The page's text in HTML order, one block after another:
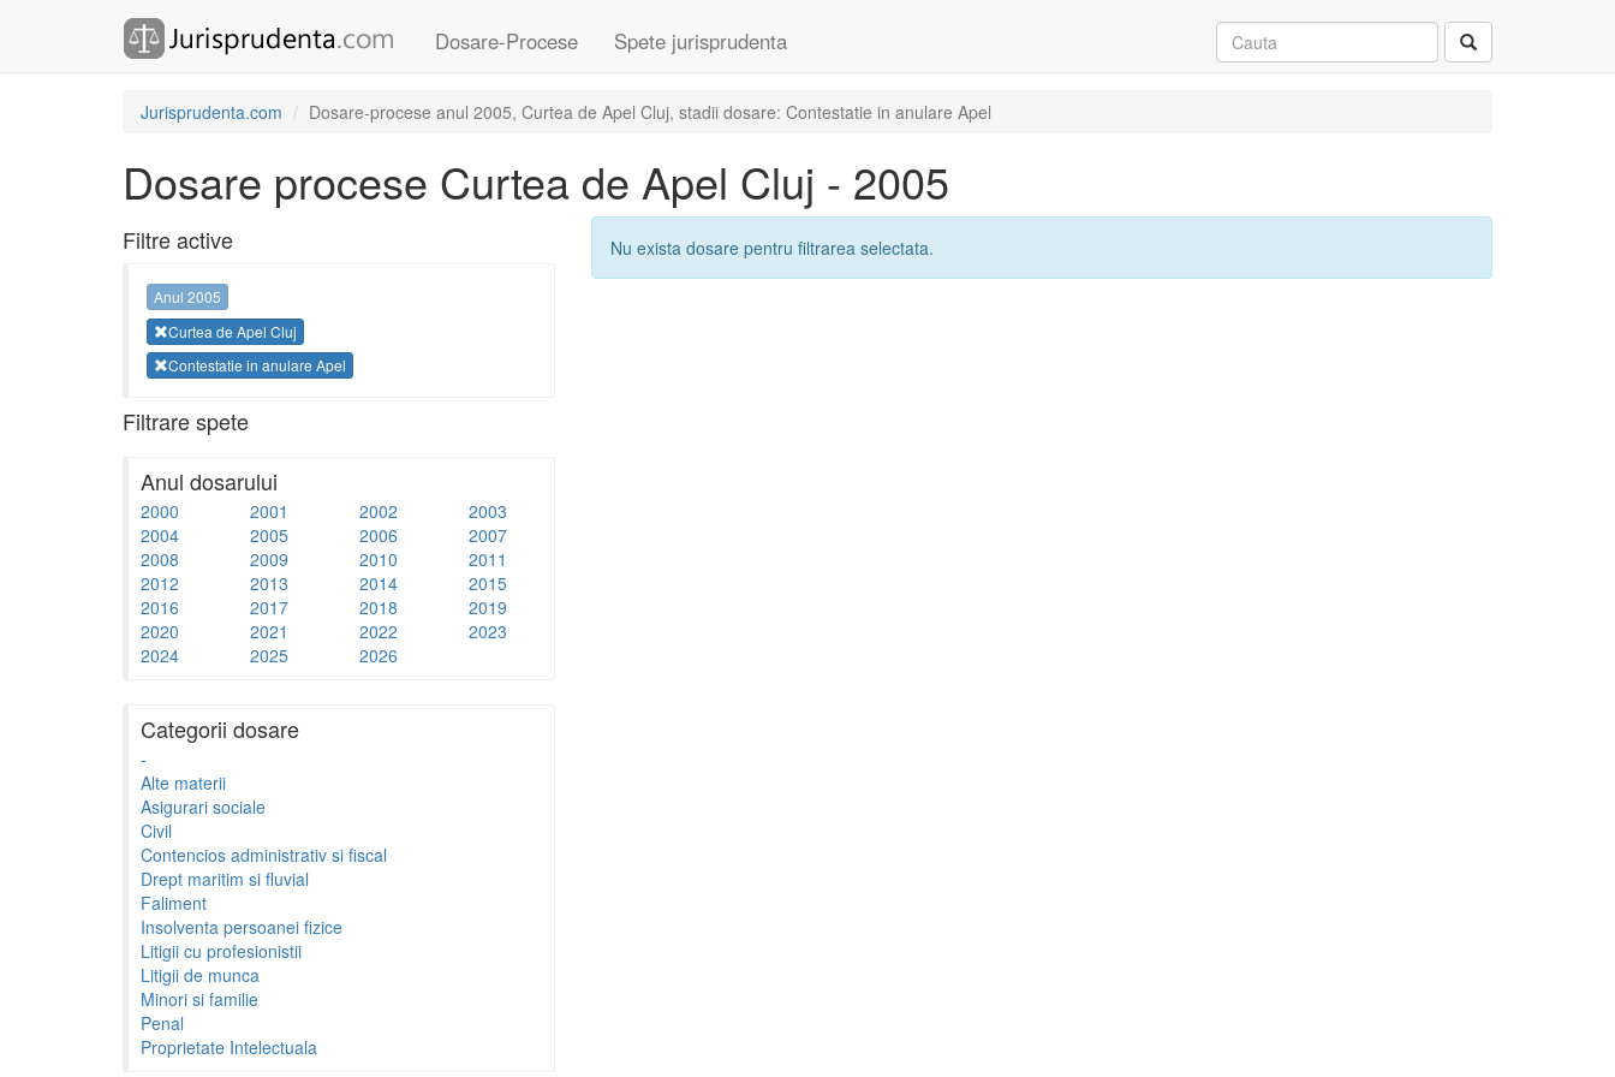
Dosare-Procese Spete jurisprudenta
Jurisprudenta.com Dosare-procese anul 2005, Curtea de Apel Cluj, stadii dosare: Contestatie in anulare Apel
Dosare procese Curtea de Apel Cluj - 2005
Filtre active
Anul 2005
Curtea de Apel Cluj
Contestatie in anulare Apel
Filtrare spete
Anul dosarului
2000 2001 2002
2003
2004
2005 2006
2007
2008
2009 2010
2011
2012
2013 2014
2015
2016
2017 2018
2019
2020
2021 2022
2023
2024
2025 2026
Categorii dosare
-
Alte materii
Asigurari sociale
Civil
Contencios administrativ si fiscal
Drept maritim si fluvial
Faliment
Insolventa persoanei fizice
Litigii cu profesionistii
Litigii de munca
Minori si familie
Penal
Proprietate Intelectuala
Nu exista dosare pentru filtrarea selectata.